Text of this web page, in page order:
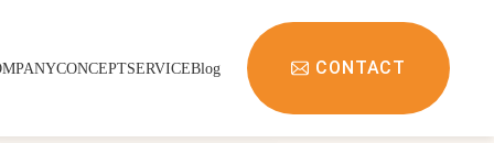
CONCEPTSERVICEBlog CONTACT